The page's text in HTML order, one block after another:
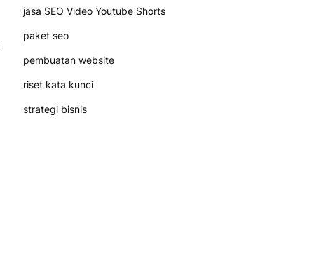
jasa SEO Video Youtube Shorts
paket seo
pembuatan website
riset kata kunci
strategi bisnis